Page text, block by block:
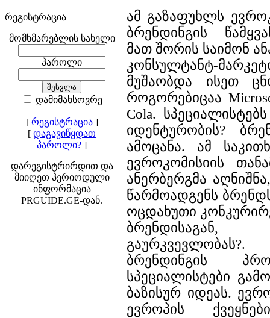
რეგისტრაცია
მომხმარებლის სახელი
პაროლი
დამიმახსოვრე
[ რეგისტრაცია]
[ დაგავიწყდათ
პაროლი? ]
დარეგისტრირდით და
მიიღეთ პერიოდული
ინფორმაცია
PRGUIDE.GE-დან.
ამ გაზაფუხლს
ბრენდინგის
მათ შორის საიმონ
კონსულტანტ-
მუშაობდა ისეთ
როგორებიცაა
Cola.
იდენტურობის?
ამოცანა. ამ
ევროკომისიის
ანერბერგმა
წარმოადგენს
ოცდახუთი
ბრენდინგის
სპეციალისტები
ბაზისურ იდეას.
ევროპის